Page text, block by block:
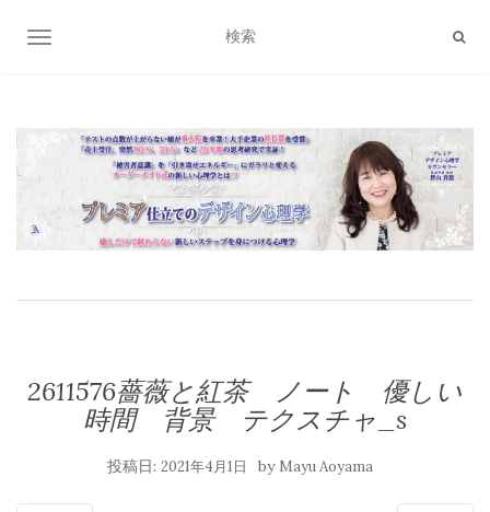
ナビゲーション切り替え
2611576薔薇と紅茶 ノート 優しい
時間 背景 テクスチャ_s
投稿日: 2021年4月1日 by Mayu Aoyama